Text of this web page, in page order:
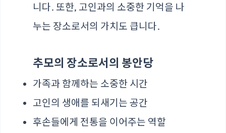
니다. 또한, 고인과의 소중한 기억을 나
누는 장소로서의 가치도 큽니다.
추모의 장소로서의 봉안당
가족과 함께하는 소중한 시간
고인의 생애를 되새기는 공간
후손들에게 전통을 이어주는 역할